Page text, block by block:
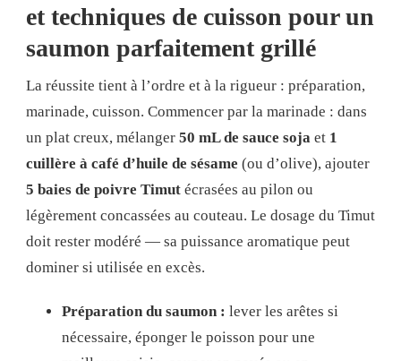
et techniques de cuisson pour un
saumon parfaitement grillé
La réussite tient à l’ordre et à la rigueur : préparation,
marinade, cuisson. Commencer par la marinade : dans
un plat creux, mélanger 50 mL de sauce soja et 1
cuillère à café d’huile de sésame (ou d’olive), ajouter
5 baies de poivre Timut écrasées au pilon ou
légèrement concassées au couteau. Le dosage du Timut
doit rester modéré — sa puissance aromatique peut
dominer si utilisée en excès.
Préparation du saumon : lever les arêtes si
nécessaire, éponger le poisson pour une